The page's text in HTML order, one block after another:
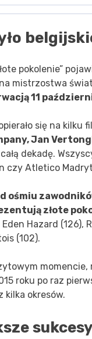
pokolenie”
na mistrzostwa
11
się na kilku
Jan
dekadę.
czy Atletico
ośmiu
złote
Eden Hazard (126),
(102).
momencie,
roku po raz
kilka okresów.